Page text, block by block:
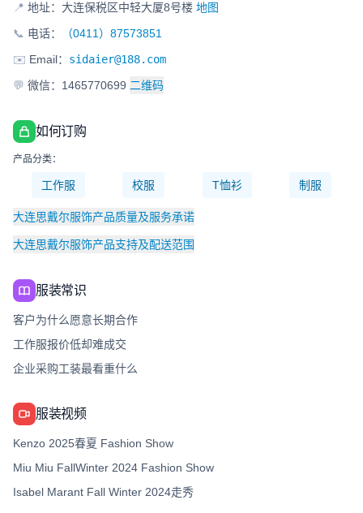
📍 地址：大连保税区中轻大厦8号楼 地图
📞 电话：
（0411）87573851
✉️ Email： sidaier@188.com
💬 微信：1465770699 二维码
如何订购
产品分类：
工作服 校服 T恤衫 制服
大连思戴尔服饰产品质量及服务承诺
大连思戴尔服饰产品支持及配送范围
服装常识
客户为什么愿意长期合作
工作服报价低却难成交
企业采购工装最看重什么
服装视频
Kenzo 2025春夏 Fashion Show
Miu Miu FallWinter 2024 Fashion Show
Isabel Marant Fall Winter 2024走秀